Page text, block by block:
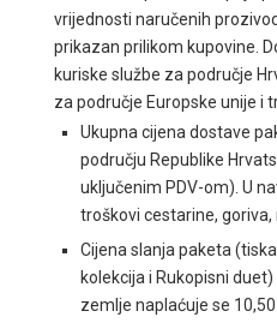
vrijednosti naručenih
prikazan prilikom kupovine.
kuriske službe za područje
za područje Europske unije i
Ukupna cijena dostave
području Republike
uključenim PDV-om). U
troškovi cestarine, goriva,
Cijena slanja paketa
kolekcija i Rukopisni
zemlje naplaćuje se